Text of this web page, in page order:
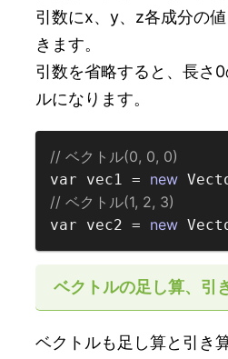
引数にx、y、z各成分の
きます。
引数を省略すると、長さ
ルになります。
// ベクトル(0, 0, 0)
var vec1 = new
// ベクトル(1, 2, 3)
var vec2 = new
ベクトルの足し算、引
ベクトルも足し算と引き